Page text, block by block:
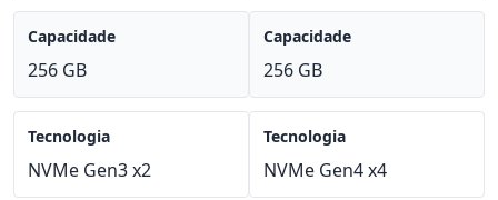
Capacidade
256 GB
Tecnologia
NVMe Gen3 x2
Capacidade
256 GB
Tecnologia
NVMe Gen4 x4